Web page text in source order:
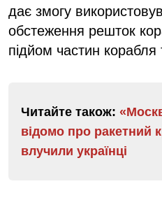
дає змогу
обстеження решток
підйом частин корабля
Читайте також:
відомо про ракетний
влучили українці